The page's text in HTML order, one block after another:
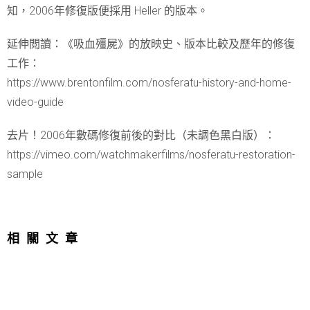
知，2006年修復版便採用 Heller 的版本。
延伸閲讀：《吸血殭屍》的放映史、版本比較及歷年的修復
工作：
https://www.brentonfilm.com/nosferatu-history-and-home-
video-guide
去片！2006年數碼修復前後的對比（未調色黑白版）：
https://vimeo.com/watchmakerfilms/nosferatu-restoration-
sample
相關文章